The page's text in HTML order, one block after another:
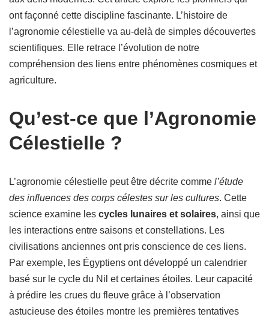
ont façonné cette discipline fascinante. L’histoire de
l’agronomie célestielle va au-delà de simples découvertes
scientifiques. Elle retrace l’évolution de notre
compréhension des liens entre phénomènes cosmiques et
agriculture.
Qu’est-ce que l’Agronomie
Célestielle ?
L’agronomie célestielle peut être décrite comme l’étude
des influences des corps célestes sur les cultures. Cette
science examine les cycles lunaires et solaires, ainsi que
les interactions entre saisons et constellations. Les
civilisations anciennes ont pris conscience de ces liens.
Par exemple, les Égyptiens ont développé un calendrier
basé sur le cycle du Nil et certaines étoiles. Leur capacité
à prédire les crues du fleuve grâce à l’observation
astucieuse des étoiles montre les premières tentatives